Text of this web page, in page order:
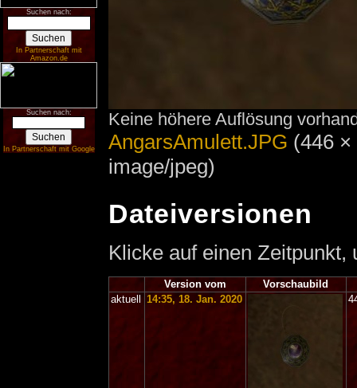
Suchen nach:
In Partnerschaft mit
Amazon.de
Suchen nach:
In Partnerschaft mit Google
Keine höhere Auflösung
AngarsAmulett.JPG (446
image/jpeg)
Dateiversionen
Klicke auf einen
Version vom
Vorschaubild
aktuell
14:35, 18. Jan. 2020